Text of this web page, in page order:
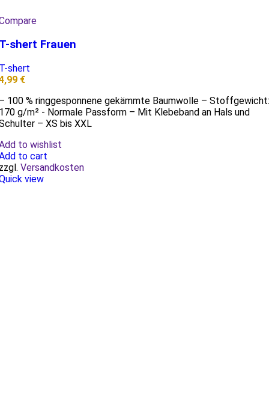
shert Frauen
shert
€
100 % ringgesponnene gekämmte Baumwolle – Stoffgewicht:
g/m² - Normale Passform – Mit Klebeband an Hals und
– XS bis XXL
to wishlist
to cart
Versandkosten
view